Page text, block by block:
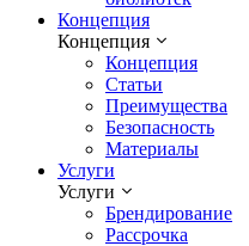
Концепция
Концепция
Концепция
Статьи
Преимущества
Безопасность
Материалы
Услуги
Услуги
Брендирование
Рассрочка